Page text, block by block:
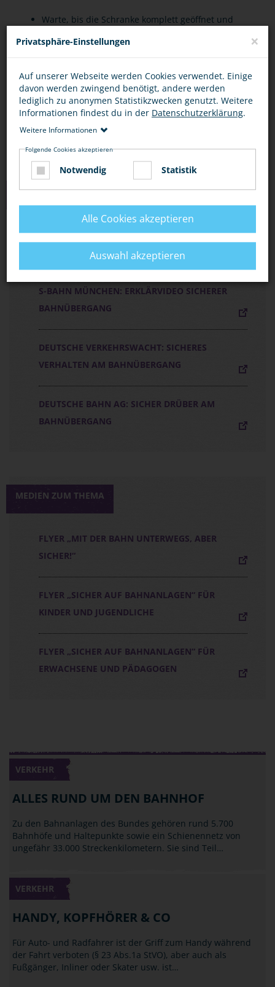
Warte, bis die Schranke komplett geöffnet und
das Licht aus ist.
rennen oder zu fahren!
Schiebe dein Fahrrad oder deinen Roller über
den Übergang.
LINKS
DER KLEINE ICE: ACHTUNG, BAHNÜBERGANG!
DARAUF MUSST DU ACHTEN
S-BAHN MÜNCHEN: ERKLÄRVIDEO SICHERER
BAHNÜBERGANG
DEUTSCHE VERKEHRSWACHT: SICHERES
VERHALTEN AM BAHNÜBERGANG
DEUTSCHE BAHN AG: SICHER DRÜBER AM
BAHNÜBERGANG
MEDIEN ZUM THEMA
FLYER „MIT DER BAHN UNTERWEGS, ABER
SICHER!“
FLYER „SICHER AUF BAHNANLAGEN“ FÜR
KINDER UND JUGENDLICHE
FLYER „SICHER AUF BAHNANLAGEN“ FÜR
ERWACHSENE UND PÄDAGOGEN
VERKEHR
ALLES RUND UM DEN BAHNHOF
Zu den Bahnanlagen des Bundes gehören rund 5.700
Bahnhöfe und Haltepunkte sowie ein Schienennetz von
ungefähr 33.000 Streckenkilometern. Sie sind Teil…
VERKEHR
HANDY, KOPFHÖRER & CO
Für Auto- und Radfahrer ist der Griff zum Handy während
der Fahrt verboten (§ 23 Abs.1a StVO), aber auch als
Fußgänger, Inliner oder Skater usw. ist…
Privatsphäre-Einstellungen ×
Auf unserer Webseite werden Cookies verwendet. Einige
davon werden zwingend benötigt, andere werden
lediglich zu anonymen Statistikzwecken genutzt. Weitere
Informationen findest du in der Datenschutzerklärung.
Weitere Informationen
Folgende Cookies akzeptieren
Notwendig Statistik
Alle Cookies akzeptieren
Auswahl akzeptieren